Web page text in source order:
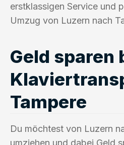
erstklassigen Service und
Umzug von Luzern nach
Geld sparen
Tampere
Du möchtest von Luzern
umziehen und dabei Geld